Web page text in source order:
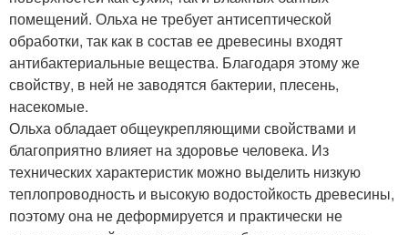
помещений. Ольха не требует антисептической
обработки, так как в состав ее древесины входят
антибактериальные вещества. Благодаря этому же
свойству, в ней не заводятся бактерии, плесень,
насекомые.
Ольха обладает общеукрепляющими свойствами и
благоприятно влияет на здоровье человека. Из
технических характеристик можно выделить низкую
теплопроводность и высокую водостойкость древесины,
поэтому она не деформируется и практически не